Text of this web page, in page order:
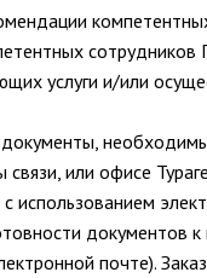
услуги и/или
или офисе
использованием
документов
почте).